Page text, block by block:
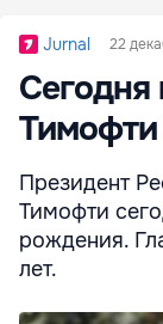
Jurnal 22
Тимофти
Президент
Тимофти
рождения.
лет.